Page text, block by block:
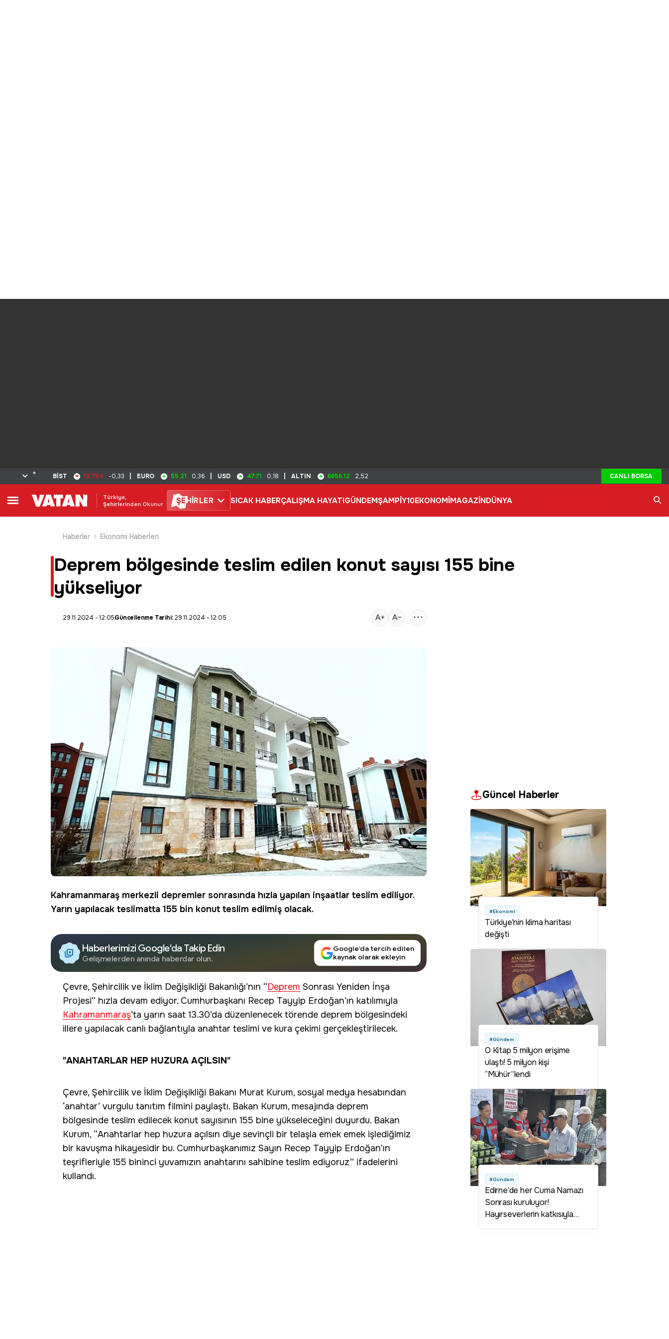
° BİST 13.754 -0,33 EURO 55.21 0,36 USD 47.71 0,18 ALTIN 6656,12 2,52 CANLI BORSA
Türkiye,
Şehirlerinden Okunur
ŞEHİRLER SICAK HABERÇALIŞMA HAYATIGÜNDEMŞAMPİY10EKONOMİMAGAZİNDÜNYA
Haberler
Ekonomi Haberleri
Deprem bölgesinde teslim edilen konut sayısı 155 bine
yükseliyor
29.11.2024 - 12:05Güncellenme Tarihi:29.11.2024 - 12:05
Kahramanmaraş merkezli depremler sonrasında hızla yapılan inşaatlar teslim ediliyor.
Yarın yapılacak teslimatta 155 bin konut teslim edilmiş olacak.
Haberlerimizi Google'da Takip Edin
Gelişmelerden anında haberdar olun.
Google’da tercih edilen
kaynak olarak ekleyin
Çevre, Şehircilik ve İklim Değişikliği Bakanlığı’nın “Deprem Sonrası Yeniden İnşa
Projesi” hızla devam ediyor. Cumhurbaşkanı Recep Tayyip Erdoğan’ın katılımıyla
Kahramanmaraş’ta yarın saat 13.30’da düzenlenecek törende deprem bölgesindeki
illere yapılacak canlı bağlantıyla anahtar teslimi ve kura çekimi gerçekleştirilecek.
"ANAHTARLAR HEP HUZURA AÇILSIN"
Çevre, Şehircilik ve İklim Değişikliği Bakanı Murat Kurum, sosyal medya hesabından
‘anahtar’ vurgulu tanıtım filmini paylaştı. Bakan Kurum, mesajında deprem
bölgesinde teslim edilecek konut sayısının 155 bine yükseleceğini duyurdu. Bakan
Kurum, “Anahtarlar hep huzura açılsın diye sevinçli bir telaşla emek emek işlediğimiz
bir kavuşma hikayesidir bu. Cumhurbaşkanımız Sayın Recep Tayyip Erdoğan’ın
teşrifleriyle 155 bininci yuvamızın anahtarını sahibine teslim ediyoruz” ifadelerini
kullandı.
Güncel Haberler
#Ekonomi
Türkiye'nin klima haritası
değişti
#Gündem
O Kitap 5 milyon erişime
ulaştı! 5 milyon kişi
“Mühür”lendi
#Gündem
Edirne’de her Cuma Namazı
Sonrası kuruluyor!
Hayırseverlerin katkısıyla